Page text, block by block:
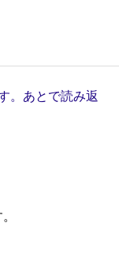
。あとで読み返